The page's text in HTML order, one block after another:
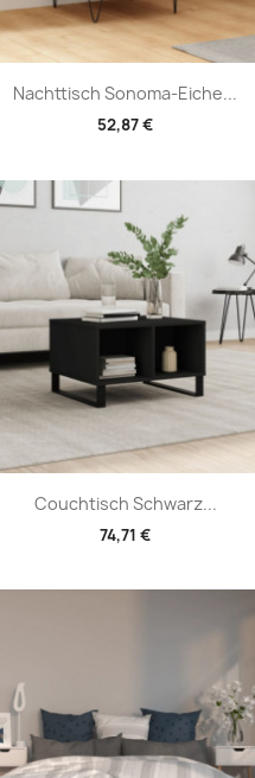
Nachttisch Sonoma-Eiche...
52,87 €
Vorschau
Couchtisch Schwarz...
74,71 €
Vorschau